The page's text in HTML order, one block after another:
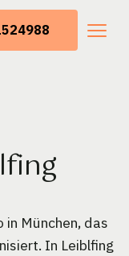
München, das
In Leiblfing